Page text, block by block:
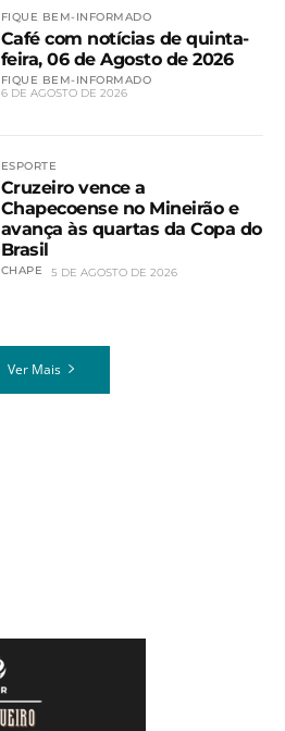
FIQUE BEM-INFORMADO
Café com notícias de quinta-
feira, 06 de Agosto de 2026
FIQUE BEM-INFORMADO
6 DE AGOSTO DE 2026
ESPORTE
Cruzeiro vence a
Chapecoense no Mineirão e
avança às quartas da Copa do
Brasil
CHAPE 5 DE AGOSTO DE 2026
Ver Mais